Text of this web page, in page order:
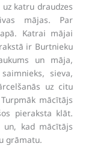
katru draudzes
mājas. Par
Katrai mājai
ir Burtnieku
un māja,
sieva,
uz citu
mācītājs
pieraksta klāt.
un, kad mācītājs
grāmatu.